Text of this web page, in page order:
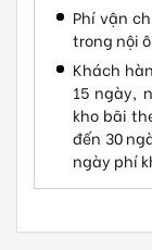
Phí vận
trong nội
Khách
15 ngày,
kho bãi
đến 30
ngày phí